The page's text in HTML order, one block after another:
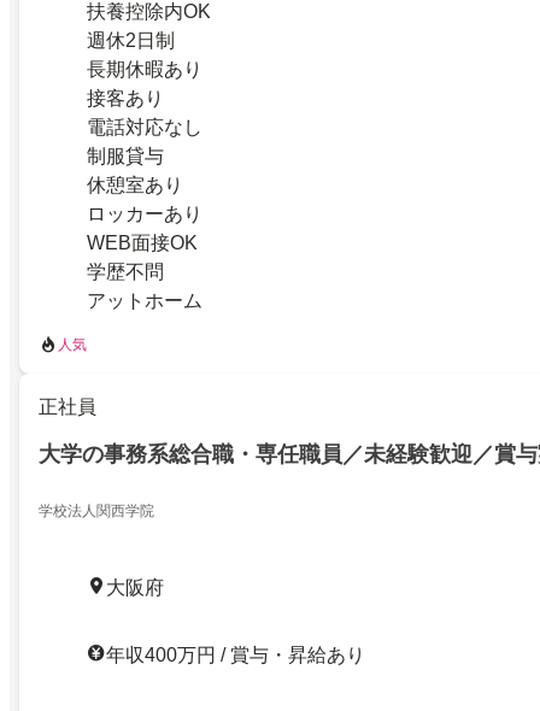
扶養控除内OK
週休2日制
長期休暇あり
接客あり
電話対応なし
制服貸与
休憩室あり
ロッカーあり
WEB面接OK
学歴不問
アットホーム
人気
正社員
大学の事務系総合職・専任職員／未経験歓迎／賞
学校法人関西学院
大阪府
年収400万円 / 賞与・昇給あり